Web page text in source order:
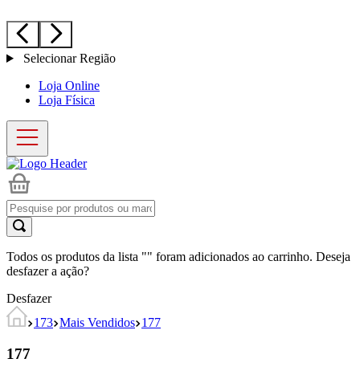
Selecionar Região
Loja Online
Loja Física
Todos os produtos da lista "" foram adicionados ao carrinho. Deseja
desfazer a ação?
Desfazer
173 Mais Vendidos 177
177